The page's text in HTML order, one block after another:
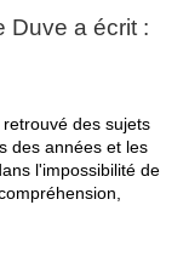
Duve a écrit :
des sujets
des années et les
l'impossibilité de